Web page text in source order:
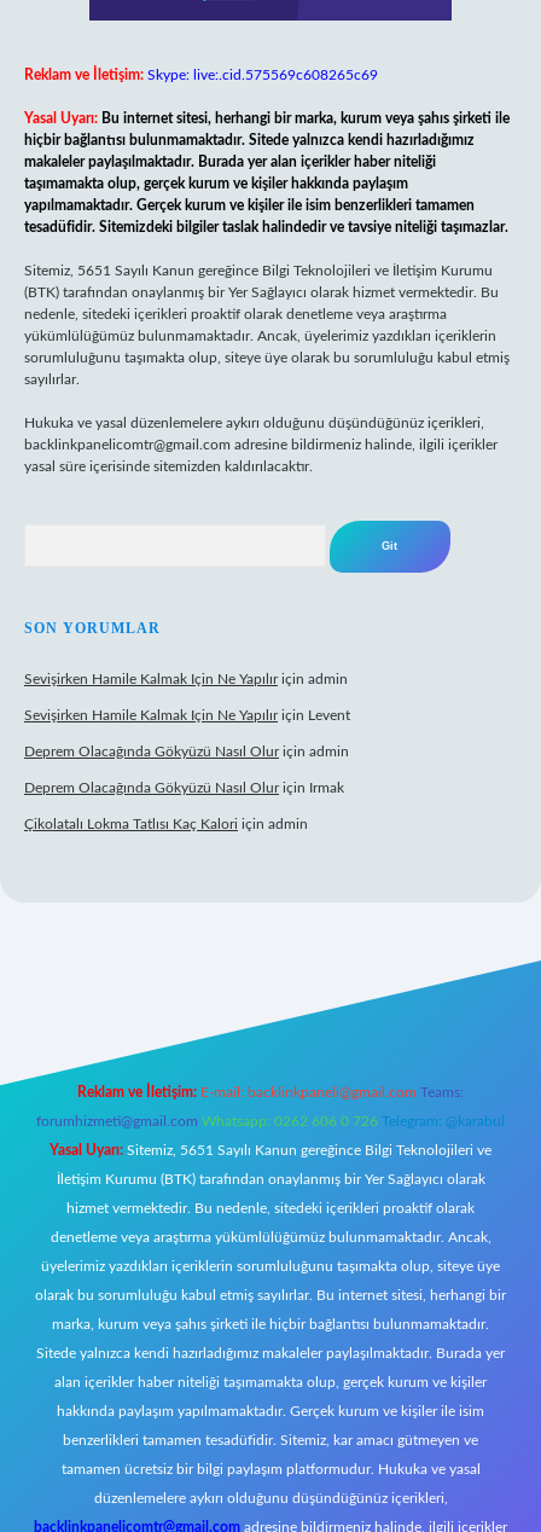
Reklam ve İletişim: Skype: live:.cid.575569c608265c69
Yasal Uyarı: Bu internet sitesi, herhangi bir marka, kurum veya şahıs şirketi ile
hiçbir bağlantısı bulunmamaktadır. Sitede yalnızca kendi hazırladığımız
makaleler paylaşılmaktadır. Burada yer alan içerikler haber niteliği
taşımamakta olup, gerçek kurum ve kişiler hakkında paylaşım
yapılmamaktadır. Gerçek kurum ve kişiler ile isim benzerlikleri tamamen
tesadüfidir. Sitemizdeki bilgiler taslak halindedir ve tavsiye niteliği taşımazlar.
Sitemiz, 5651 Sayılı Kanun gereğince Bilgi Teknolojileri ve İletişim Kurumu
(BTK) tarafından onaylanmış bir Yer Sağlayıcı olarak hizmet vermektedir. Bu
nedenle, sitedeki içerikleri proaktif olarak denetleme veya araştırma
yükümlülüğümüz bulunmamaktadır. Ancak, üyelerimiz yazdıkları içeriklerin
sorumluluğunu taşımakta olup, siteye üye olarak bu sorumluluğu kabul etmiş
sayılırlar.
Hukuka ve yasal düzenlemelere aykırı olduğunu düşündüğünüz içerikleri,
backlinkpanelicomtr@gmail.com adresine bildirmeniz halinde, ilgili içerikler
yasal süre içerisinde sitemizden kaldırılacaktır.
SON YORUMLAR
Sevişirken Hamile Kalmak Için Ne Yapılıriçin admin
Sevişirken Hamile Kalmak Için Ne Yapılıriçin Levent
Deprem Olacağında Gökyüzü Nasıl Oluriçin admin
Deprem Olacağında Gökyüzü Nasıl Oluriçin Irmak
Çikolatalı Lokma Tatlısı Kaç Kalori için admin
Reklam ve İletişim: E-mail: backlinkpaneli@gmail.com Teams:
forumhizmeti@gmail.com Whatsapp: 0262 606 0 726 Telegram: @karabul
Yasal Uyarı: Sitemiz, 5651 Sayılı Kanun gereğince Bilgi Teknolojileri ve
İletişim Kurumu (BTK) tarafından onaylanmış bir Yer Sağlayıcı olarak
hizmet vermektedir. Bu nedenle, sitedeki içerikleri proaktif olarak
denetleme veya araştırma yükümlülüğümüz bulunmamaktadır. Ancak,
üyelerimiz yazdıkları içeriklerin sorumluluğunu taşımakta olup, siteye üye
olarak bu sorumluluğu kabul etmiş sayılırlar. Bu internet sitesi, herhangi bir
marka, kurum veya şahıs şirketi ile hiçbir bağlantısı bulunmamaktadır.
Sitede yalnızca kendi hazırladığımız makaleler paylaşılmaktadır. Burada yer
alan içerikler haber niteliği taşımamakta olup, gerçek kurum ve kişiler
hakkında paylaşım yapılmamaktadır. Gerçek kurum ve kişiler ile isim
benzerlikleri tamamen tesadüfidir. Sitemiz, kar amacı gütmeyen ve
tamamen ücretsiz bir bilgi paylaşım platformudur. Hukuka ve yasal
düzenlemelere aykırı olduğunu düşündüğünüz içerikleri,
backlinkpanelicomtr@gmail.com adresine bildirmeniz halinde, ilgili içerikler